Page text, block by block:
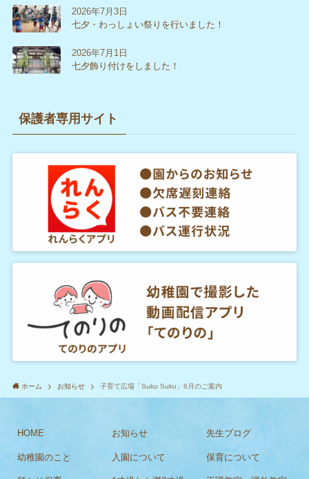
2026年7月3日
七夕・わっしょい祭りを行いました！
2026年7月1日
七夕飾り付けをしました！
保護者専用サイト
ホーム お知らせ 子育て広場「Suku Suku」6月のご案内
HOME お知らせ 先生ブログ
幼稚園のこと 入園について 保育について